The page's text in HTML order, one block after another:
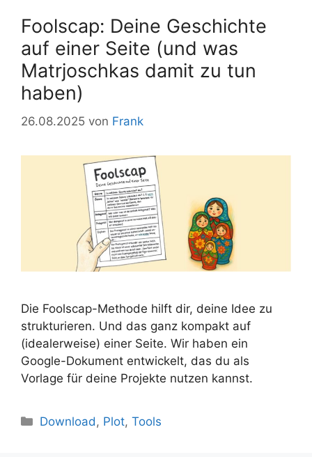
Foolscap: Deine Geschichte
auf einer Seite (und was
Matrjoschkas damit zu tun
haben)
26.08.2025 von Frank
Die Foolscap-Methode hilft dir, deine Idee zu
strukturieren. Und das ganz kompakt auf
(idealerweise) einer Seite. Wir haben ein
Google-Dokument entwickelt, das du als
Vorlage für deine Projekte nutzen kannst.
Kategorien
Download, Plot,Tools